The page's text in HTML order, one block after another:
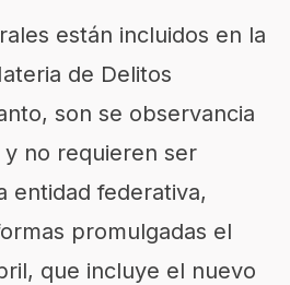
están incluidos en la
de Delitos
son se observancia
no requieren ser
entidad federativa,
promulgadas el
que incluye el nuevo